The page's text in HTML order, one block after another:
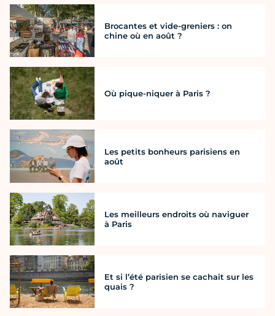
Brocantes et vide-greniers : on
chine où en août ?
Où pique-niquer à Paris ?
Les petits bonheurs parisiens en
août
Les meilleurs endroits où naviguer
à Paris
Et si l’été parisien se cachait sur les
quais ?